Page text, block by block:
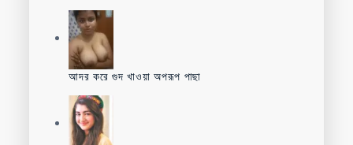
আদর করে গুদ খাওয়া অপরূপ পাছা